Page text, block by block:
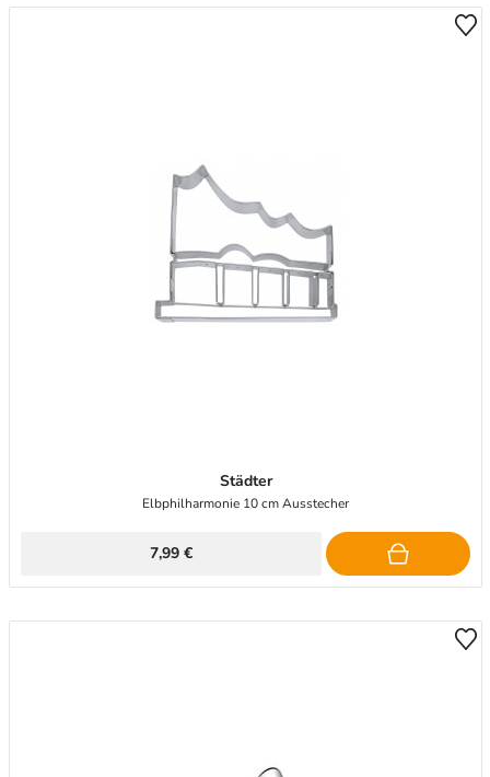
Städter
Elbphilharmonie 10 cm Ausstecher
7,99 €